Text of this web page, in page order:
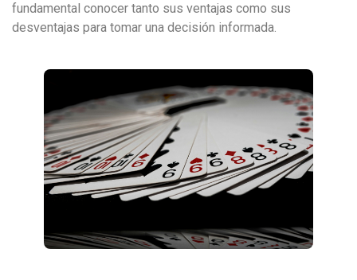
fundamental conocer tanto sus ventajas como sus
desventajas para tomar una decisión informada.